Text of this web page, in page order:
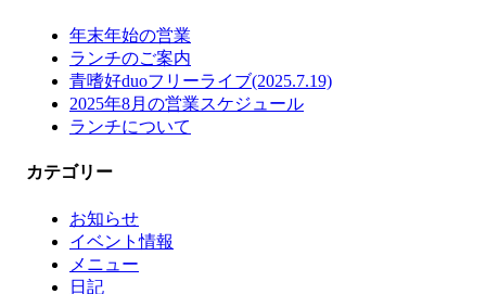
年末年始の営業
ランチのご案内
青嗜好duoフリーライブ(2025.7.19)
2025年8月の営業スケジュール
ランチについて
カテゴリー
お知らせ
イベント情報
メニュー
日記